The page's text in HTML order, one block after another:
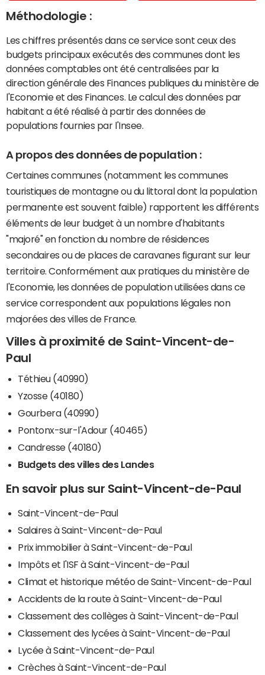
Méthodologie :
Les chiffres présentés dans ce service sont ceux des
budgets principaux exécutés des communes dont les
données comptables ont été centralisées par la
direction générale des Finances publiques du ministère de
l'Economie et des Finances. Le calcul des données par
habitant a été réalisé à partir des données de
populations fournies par l'Insee.
A propos des données de population :
Certaines communes (notamment les communes
touristiques de montagne ou du littoral dont la population
permanente est souvent faible) rapportent les différents
éléments de leur budget à un nombre d'habitants
"majoré" en fonction du nombre de résidences
secondaires ou de places de caravanes figurant sur leur
territoire. Conformément aux pratiques du ministère de
l'Economie, les données de population utilisées dans ce
service correspondent aux populations légales non
majorées des villes de France.
Villes à proximité de Saint-Vincent-de-
Paul
Téthieu (40990)
Yzosse (40180)
Gourbera (40990)
Pontonx-sur-l'Adour (40465)
Candresse (40180)
Budgets des villes des Landes
En savoir plus sur Saint-Vincent-de-Paul
Saint-Vincent-de-Paul
Salaires à Saint-Vincent-de-Paul
Prix immobilier à Saint-Vincent-de-Paul
Impôts et l'ISF à Saint-Vincent-de-Paul
Climat et historique météo de Saint-Vincent-de-Paul
Accidents de la route à Saint-Vincent-de-Paul
Classement des collèges à Saint-Vincent-de-Paul
Classement des lycées à Saint-Vincent-de-Paul
Lycée à Saint-Vincent-de-Paul
Crèches à Saint-Vincent-de-Paul